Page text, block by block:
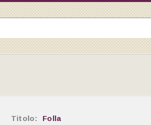
Titolo: Folla